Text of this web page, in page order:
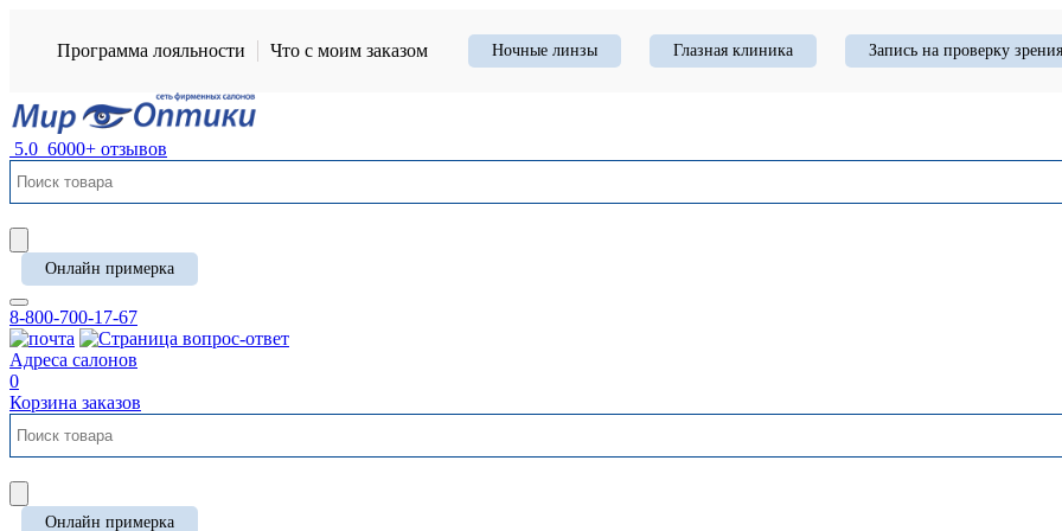
Программа лояльности Что с моим заказом Ночные линзы Глазная клиника Запись на проверку зрения
5.0 6000+ отзывов
Онлайн примерка
8-800-700-17-67
Адреса салонов
0
Корзина заказов
Онлайн примерка